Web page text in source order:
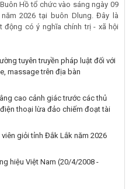
sử dụng đất tại phường Buôn
hồ sơ cấp giấy chứng nhận
các cá nhân đang sử dụng
Thị Hạnh. Thường trú tại:
Hồ tổ chức vào sáng ngày 09
2026 tại buôn Dlung. Đây là
động có ý nghĩa chính trị - xã hội
tuyên truyền pháp luật đối với
massage trên địa bàn
cao cảnh giác trước các thủ
thoại lừa đảo chiếm đoạt tài
giỏi tỉnh Đắk Lắk năm 2026
hiệu Việt Nam (20/4/2008 -